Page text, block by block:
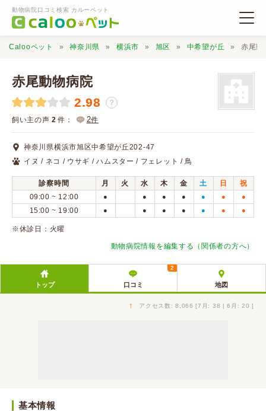
動物病院口コミ検索 カルーペット
動物病院検索
口コミ検索
Calooペットとは？
口コミ投稿
Calooペット 神奈川県 横浜市 旭区 中希望が丘 赤尾動
赤尾動物病院
2.98 ？
飼い主の声 2 件： 2件
神奈川県横浜市旭区中希望が丘202-47
イヌ / ネコ / ウサギ / ハムスター / フェレット / 鳥
診察時間 月 火 水 木 金 土 日
祝
09:00 ~ 12:00
● ● ● ● ● ● ●
15:00 ~ 19:00 ● ● ● ● ● ● ●
※休診日：火曜
動物病院情報を編集する（関係者の方へ）
トップ 口コミ
2
地図
↑ アクセス数: 8,066 [7月: 38 | 6月: 20 ]
基本情報